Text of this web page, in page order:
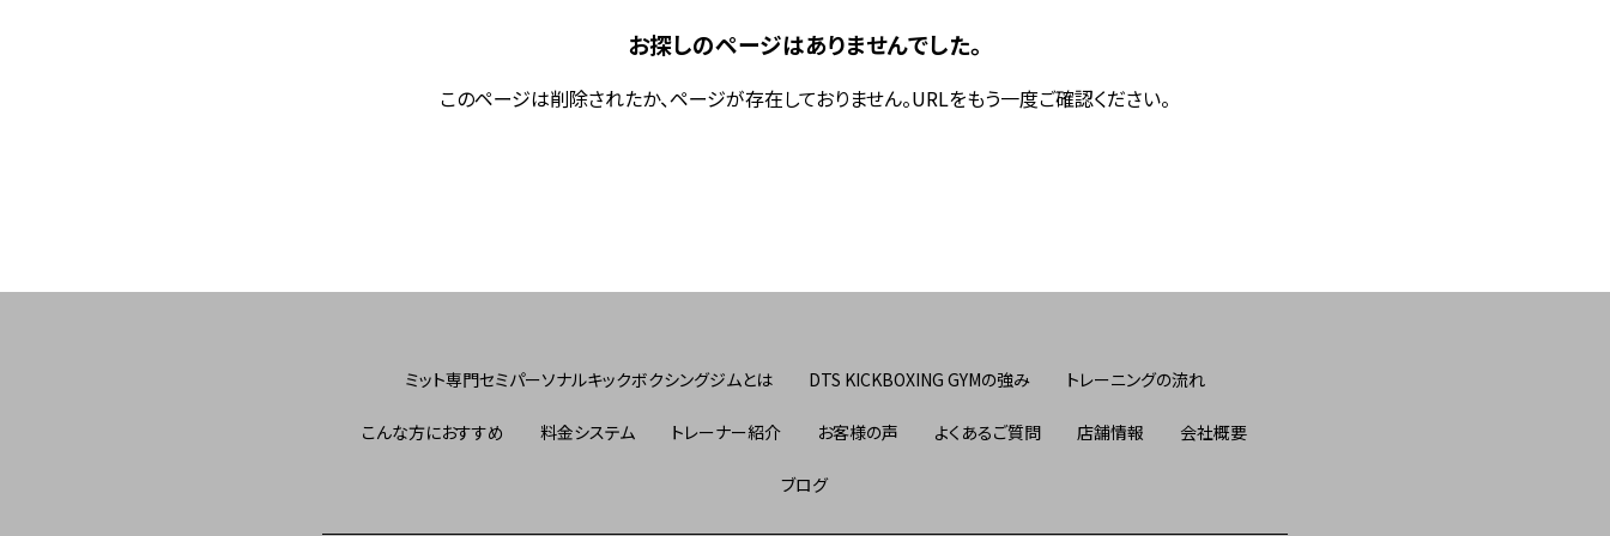
お探しのページはありませんでした。
このページは削除されたか、ページが存在しておりません。URLをもう一度ご確認ください。
ミット専門セミパーソナルキックボクシングジムとは DTS KICKBOXING GYMの強み トレーニングの流れ
こんな方におすすめ 料金システム トレーナー紹介 お客様の声 よくあるご質問 店舗情報 会社概要
ブログ